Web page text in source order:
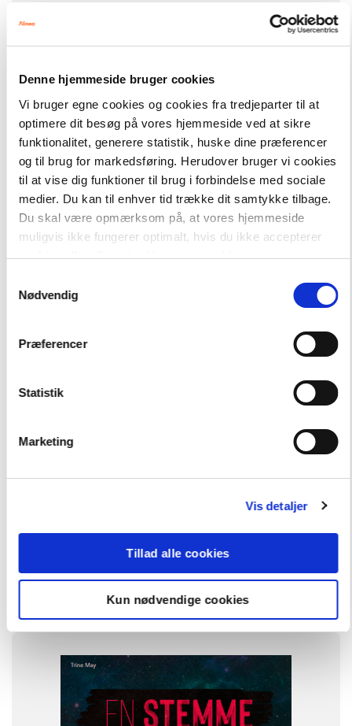
Denne hjemmeside bruger cookies
Vi bruger egne cookies og cookies fra tredjeparter til at
optimere dit besøg på vores hjemmeside ved at sikre
funktionalitet, generere statistik, huske dine præferencer
og til brug for markedsføring. Herudover bruger vi cookies
til at vise dig funktioner til brug i forbindelse med sociale
medier. Du kan til enhver tid trække dit samtykke tilbage.
Du skal være opmærksom på, at vores hjemmeside
muligvis ikke fungerer optimalt, hvis du ikke accepterer
cookies eller tilbagetrækker et samtykke.
Nødvendig
Præferencer
Statistik
Marketing
Vis detaljer
Tillad alle cookies
Kun nødvendige cookies
En stemme i mørket
161,00 kr.
Andre har også købt
Dansk
NIVEAU
6. klasse 7. klasse
Flergangsbog
NIVEAU
8. klasse 9. klasse